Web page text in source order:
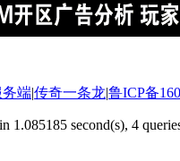
端|传奇一条龙|鲁ICP备
1.085185 second(s), 4